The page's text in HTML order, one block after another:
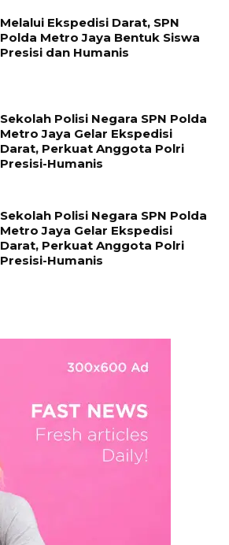
Melalui Ekspedisi Darat, SPN
Polda Metro Jaya Bentuk Siswa
Presisi dan Humanis
Sekolah Polisi Negara SPN Polda
Metro Jaya Gelar Ekspedisi
Darat, Perkuat Anggota Polri
Presisi-Humanis
Sekolah Polisi Negara SPN Polda
Metro Jaya Gelar Ekspedisi
Darat, Perkuat Anggota Polri
Presisi-Humanis